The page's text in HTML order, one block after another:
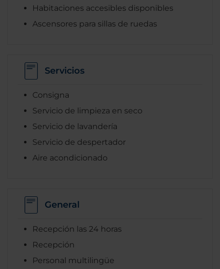
Habitaciones accesibles disponibles
Ascensores para sillas de ruedas
Servicios
Consigna
Servicio de limpieza en seco
Servicio de lavandería
Servicio de despertador
Aire acondicionado
General
Recepción las 24 horas
Recepción
Personal multilingüe